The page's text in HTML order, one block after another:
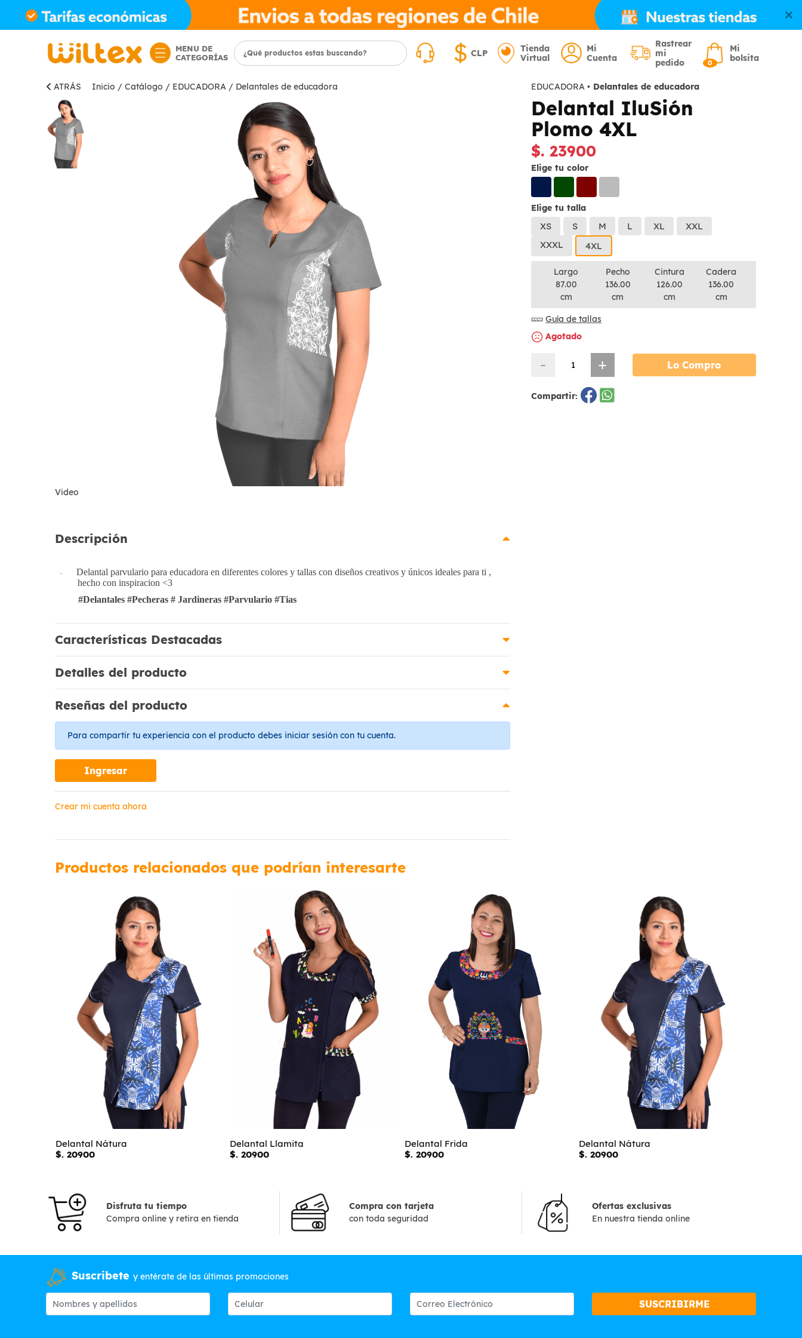
MENU DE
CATEGORÍAS
CLP
Tienda
Virtual
Mi
Cuenta
Rastrear
mi
pedido
0
Mi
bolsita
ATRÁS Inicio / Catálogo / EDUCADORA / Delantales de educadora EDUCADORA• Delantales de educadora
Delantal IluSión
Plomo 4XL
$. 23900
Elige tu color
Elige tu talla
XS S M L XL
XXL
XXXL
4XL
Largo
87.00
cm
Pecho
136.00
cm
Cintura
126.00
cm
Cadera
136.00
cm
Guía de tallas
Agotado
+
- Lo Compro
Compartir:
Video
Descripción
-
Delantal parvulario para educadora en diferentes colores y tallas con diseños creativos y únicos ideales para ti ,
hecho con inspiracion <3
#Delantales #Pecheras # Jardineras #Parvulario #Tias
Características Destacadas
Detalles del producto
Reseñas del producto
Para compartir tu experiencia con el producto debes iniciar sesión con tu cuenta.
Ingresar
Crear mi cuenta ahora
Productos relacionados que podrían interesarte
Delantal Nátura
$. 20900
Delantal Llamita
$. 20900
Delantal Frida
$. 20900
Delantal Nátura
$. 20900
Disfruta tu tiempo
Compra online y retira en tienda
Compra con tarjeta
con toda seguridad
Ofertas exclusivas
En nuestra tienda online
Suscribete y entérate de las últimas promociones
SUSCRIBIRME